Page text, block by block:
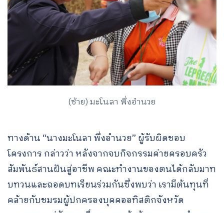
(ซ้าย) มะโนลา พึ่งอำนวย
ทางด้าน “นางมะโนลา พึ่งอำนวย” ผู้รับผิดชอบ
โครงการ กล่าวว่า หลังจากจบกิจกรรมค่ายครอบครัว
สัมพันธ์สานฝันสู่อาชีพ คณะทำงานของตนได้กลับมาท
บทวนและถอดบทเรียนร่วมกันซึ่งพบว่า เรามีต้นทุนที่
คล้ายกับชมรมผู้ปกครองบุคคออทิสติกจังหวัด